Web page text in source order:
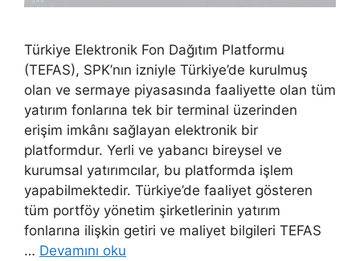
Türkiye Elektronik Fon Dağıtım Platformu
(TEFAS), SPK’nın izniyle Türkiye’de kurulmuş
olan ve sermaye piyasasında faaliyette olan tüm
yatırım fonlarına tek bir terminal üzerinden
erişim imkânı sağlayan elektronik bir
platformdur. Yerli ve yabancı bireysel ve
kurumsal yatırımcılar, bu platformda işlem
yapabilmektedir. Türkiye’de faaliyet gösteren
tüm portföy yönetim şirketlerinin yatırım
fonlarına ilişkin getiri ve maliyet bilgileri TEFAS
… Devamını oku